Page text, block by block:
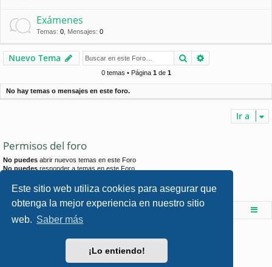
Este sitio web utiliza cookies para asegurar que
obtenga la mejor experiencia en nuestro sitio
web. Saber más
¡Lo entiendo!
Exámenes
Temas: 0 Mensajes: 0
Nuevo Tema Buscar
0 temas • Página 1de 1
No hay temas o mensajes en este foro.
Ir a
Permisos del foro
No puedes abrir nuevos temas en este Foro
No puedes responder a temas en este Foro
No puedesborrar sus mensajes en este Foro
No puedesenviar adjuntos en este Foro
Foro de Ingenieria Civil & Arquitectura
- phpBB 3.3 por MrGaby
Traducción al español por
Privacidad|Condiciones